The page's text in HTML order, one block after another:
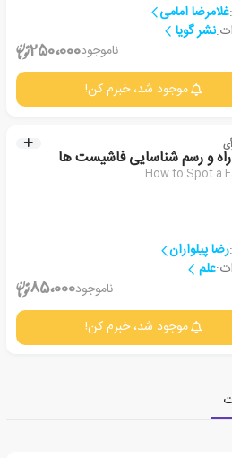
غلامرضا امامی
نشر گویا
ناموجود250،000
موجود شد، خبرم کن!
و رسم شناسایی فاشیست ها
How to Spot a
رضا پیلواران
علم
ناموجود85،000
موجود شد، خبرم کن!